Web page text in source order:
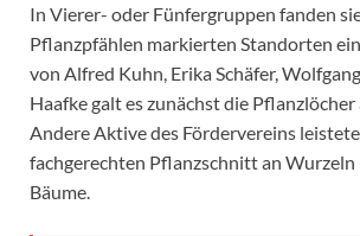
In Vierer- oder Fünfergruppen fanden
Pflanzpfählen markierten Standorten
von Alfred Kuhn, Erika Schäfer,
Haafke galt es zunächst die Pflanzlöcher
Andere Aktive des Fördervereins
fachgerechten Pflanzschnitt an
Bäume.